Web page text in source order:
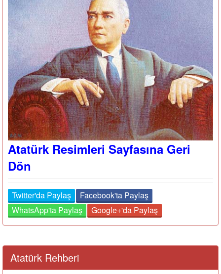
Atatürk Resimleri Sayfasına Geri
Dön
Twitter'da Paylaş
Facebook'ta Paylaş
WhatsApp'ta Paylaş
Google+'da Paylaş
Atatürk Rehberi